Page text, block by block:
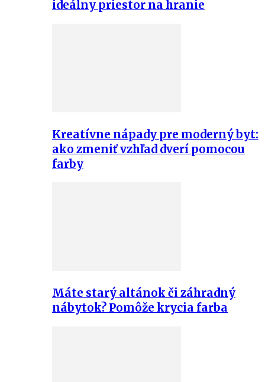
ideálny priestor na hranie
Kreatívne nápady pre moderný byt:
ako zmeniť vzhľad dverí pomocou
farby
Máte starý altánok či záhradný
nábytok? Pomôže krycia farba